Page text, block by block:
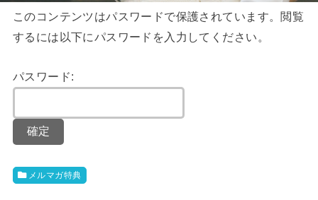
このコンテンツはパスワードで保護されています。閲覧
するには以下にパスワードを入力してください。
パスワード:
メルマガ特典